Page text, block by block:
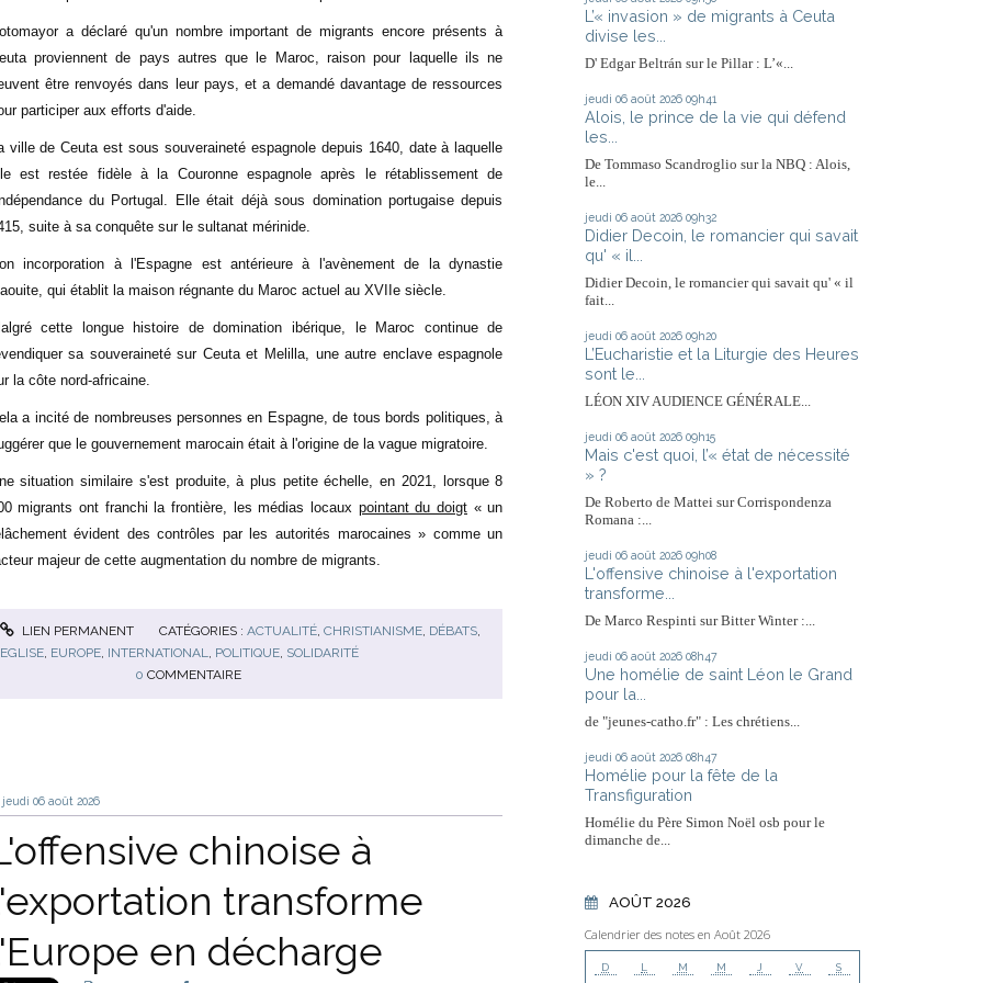
a déclaré qu'un nombre important de migrants encore présents à
proviennent de pays autres que le Maroc, raison pour laquelle ils ne
être renvoyés dans leur pays, et a demandé davantage de ressources
participer aux efforts d'aide.
ville de Ceuta est sous souveraineté espagnole depuis 1640, date à laquelle
est restée fidèle à la Couronne espagnole après le rétablissement de
du Portugal. Elle était déjà sous domination portugaise depuis
suite à sa conquête sur le sultanat mérinide.
incorporation à l'Espagne est antérieure à l'avènement de la dynastie
qui établit la maison régnante du Maroc actuel au XVIIe siècle.
cette longue histoire de domination ibérique, le Maroc continue de
sa souveraineté sur Ceuta et Melilla, une autre enclave espagnole
la côte nord-africaine.
a incité de nombreuses personnes en Espagne, de tous bords politiques, à
que le gouvernement marocain était à l'origine de la vague migratoire.
situation similaire s'est produite, à plus petite échelle, en 2021, lorsque 8
migrants ont franchi la frontière, les médias locaux pointant du doigt « un
évident des contrôles par les autorités marocaines » comme un
majeur de cette augmentation du nombre de migrants.
LIEN PERMANENT CATÉGORIES :ACTUALITÉ,CHRISTIANISME, DÉBATS,
EGLISE, EUROPE, INTERNATIONAL, POLITIQUE, SOLIDARITÉ
0 COMMENTAIRE
jeudi 06 août 2026
chinoise à
transforme
en décharge
L’« invasion » de migrants à Ceuta
divise les...
D' Edgar Beltrán sur le Pillar : L’«...
jeudi 06 août 2026 09h41
Alois, le prince de la vie qui défend
les...
De Tommaso Scandroglio sur la NBQ : Alois,
le...
jeudi 06 août 2026 09h32
Didier Decoin, le romancier qui savait
qu' « il...
Didier Decoin, le romancier qui savait qu' « il
fait...
jeudi 06 août 2026 09h20
L’Eucharistie et la Liturgie des Heures
sont le...
LÉON XIV AUDIENCE GÉNÉRALE...
jeudi 06 août 2026 09h15
Mais c'est quoi, l’« état de nécessité
» ?
De Roberto de Mattei sur Corrispondenza
Romana :...
jeudi 06 août 2026 09h08
L'offensive chinoise à l'exportation
transforme...
De Marco Respinti sur Bitter Winter :...
jeudi 06 août 2026 08h47
Une homélie de saint Léon le Grand
pour la...
de "jeunes-catho.fr" : Les chrétiens...
jeudi 06 août 2026 08h47
Homélie pour la fête de la
Transfiguration
Homélie du Père Simon Noël osb pour le
dimanche de...
AOÛT 2026
Calendrier des notes en Août 2026
D L M M J V S